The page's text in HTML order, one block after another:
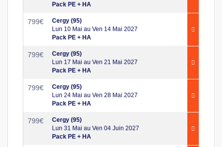
Pack PE + HA
799€
Cergy (95)
Lun 10 Mai au Ven 14 Mai 2027
Pack PE + HA
799€
Cergy (95)
Lun 17 Mai au Ven 21 Mai 2027
Pack PE + HA
799€
Cergy (95)
Lun 24 Mai au Ven 28 Mai 2027
Pack PE + HA
799€
Cergy (95)
Lun 31 Mai au Ven 04 Juin 2027
Pack PE + HA